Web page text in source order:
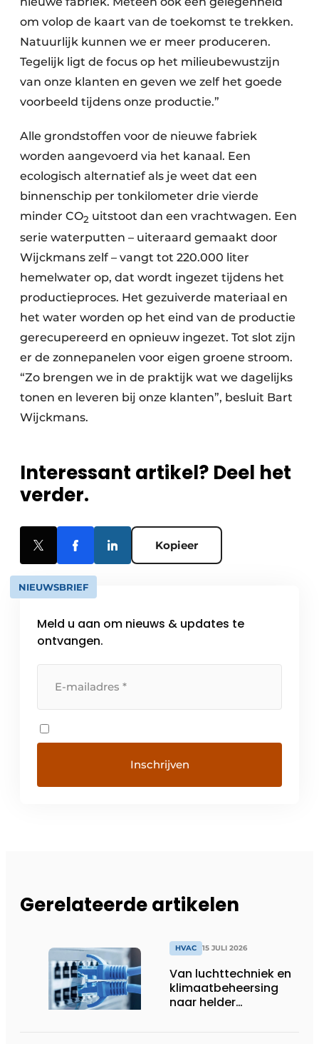
om volop de kaart van de toekomst te trekken.
Natuurlijk kunnen we er meer produceren.
Tegelijk ligt de focus op het milieubewustzijn
van onze klanten en geven we zelf het goede
voorbeeld tijdens onze productie.”
Alle grondstoffen voor de nieuwe fabriek
worden aangevoerd via het kanaal. Een
ecologisch alternatief als je weet dat een
binnenschip per tonkilometer drie vierde
minder CO2 uitstoot dan een vrachtwagen. Een
serie waterputten – uiteraard gemaakt door
Wijckmans zelf – vangt tot 220.000 liter
hemelwater op, dat wordt ingezet tijdens het
productieproces. Het gezuiverde materiaal en
het water worden op het eind van de productie
gerecupereerd en opnieuw ingezet. Tot slot zijn
er de zonnepanelen voor eigen groene stroom.
“Zo brengen we in de praktijk wat we dagelijks
tonen en leveren bij onze klanten”, besluit Bart
Wijckmans.
Interessant artikel? Deel het
verder.
Kopieer
NIEUWSBRIEF
Meld u aan om nieuws & updates te
ontvangen.
Gerelateerde artikelen
HVAC 15 JULI 2026
Van luchttechniek en
klimaatbeheersing
naar helder